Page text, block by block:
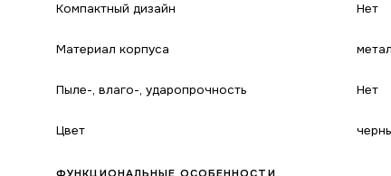
Компактный дизайн Нет
Материал корпуса
Пыле-, влаго-, ударопрочность Нет
Цвет